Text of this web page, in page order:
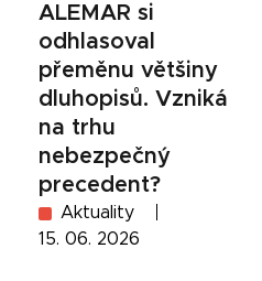
ALEMAR si
odhlasoval
přeměnu většiny
dluhopisů. Vzniká
na trhu
nebezpečný
precedent?
Aktuality
15. 06. 2026